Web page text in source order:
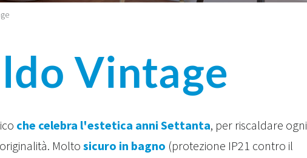
Vintage
che celebra l'estetica anni Settanta, per riscaldare ogni
Molto sicuro in bagno (protezione IP21 contro il